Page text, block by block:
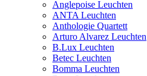
Anglepoise Leuchten
ANTA Leuchten
Anthologie Quartett
Arturo Alvarez Leuchten
B.Lux Leuchten
Betec Leuchten
Bomma Leuchten